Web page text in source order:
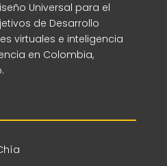
Universal para el
de Desarrollo
virtuales e inteligencia
en Colombia,